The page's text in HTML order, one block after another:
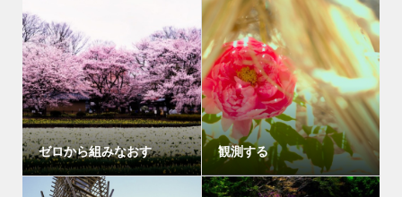
ゼロから組みなおす 観測する